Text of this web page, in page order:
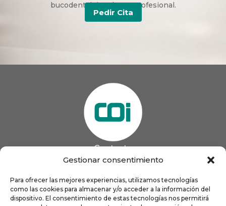
Gestionar consentimiento
Para ofrecer las mejores experiencias, utilizamos tecnologías
como las cookies para almacenar y/o acceder a la información del
dispositivo. El consentimiento de estas tecnologías nos permitirá
bucodental duradera y profesional.
Pedir Cita
Contacto
 coigijon@gmail.com
Horario
Lun
9:00 a 13:00 - 16:00 a 21:00